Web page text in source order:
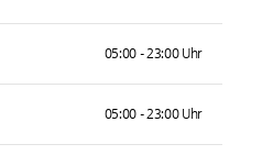
05:00 - 23:00 Uhr
05:00 - 23:00 Uhr